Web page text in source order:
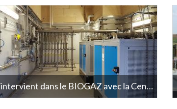
de l'unité de méthanisation de la société Y-
(80), qui produit du biogaz à partir de déchets
Prodeval fait appel à FPS pour le projet. Force de
FPS suggère d’exploiter les qualités du FP
DN 50 pour les réseaux.
FPS intervient dans le BIOGAZ avec la Centrale de Méthanisation d’Annecy